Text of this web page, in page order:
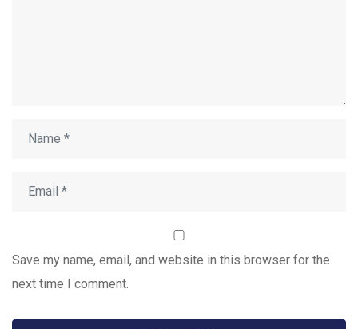
Save my name, email, and website in this browser for the
next time I comment.